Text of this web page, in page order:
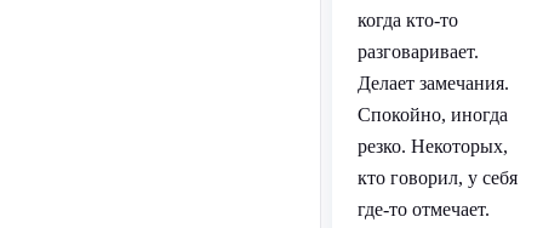
когда кто-то
разговаривает.
Делает замечания.
Спокойно, иногда
резко. Некоторых,
кто говорил, у себя
где-то отмечает.